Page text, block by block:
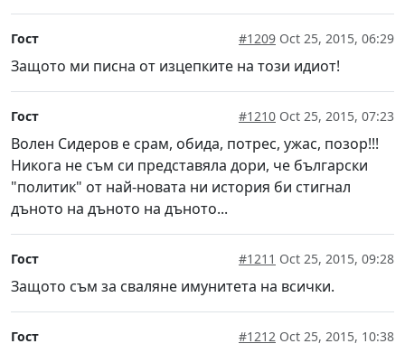
Гост #1209 Oct 25, 2015, 06:29
Защото ми писна от изцепките на този идиот!
Гост #1210 Oct 25, 2015, 07:23
Волен Сидеров е срам, обида, потрес, ужас, позор!!!
Никога не съм си представяла дори, че български
"политик" от най-новата ни история би стигнал
дъното на дъното на дъното...
Гост #1211 Oct 25, 2015, 09:28
Защото съм за сваляне имунитета на всички.
Гост #1212 Oct 25, 2015, 10:38